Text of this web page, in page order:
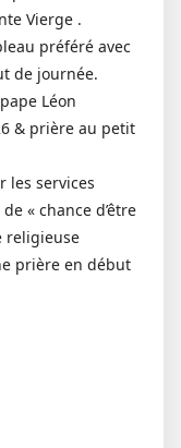
Vierge .
préféré avec
de journée.
Léon
& prière au petit
les services
« chance d’être
religieuse
prière en début